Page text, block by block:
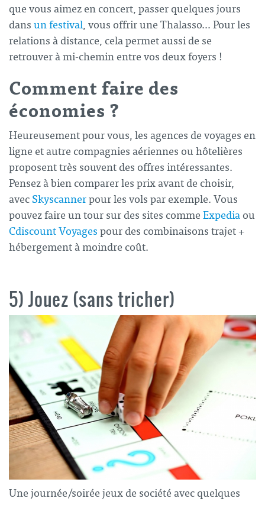
que vous aimez en concert, passer quelques jours
dans un festival, vous offrir une Thalasso… Pour les
relations à distance, cela permet aussi de se
retrouver à mi-chemin entre vos deux foyers !
Comment faire des
économies ?
Heureusement pour vous, les agences de voyages en
ligne et autre compagnies aériennes ou hôtelières
proposent très souvent des offres intéressantes.
Pensez à bien comparer les prix avant de choisir,
avecSkyscannerpour les vols par exemple. Vous
pouvez faire un tour sur des sites comme Expedia ou
Cdiscount Voyages pour des combinaisons trajet +
hébergement à moindre coût.
5) Jouez (sans tricher)
Une journée/soirée jeux de société avec quelques